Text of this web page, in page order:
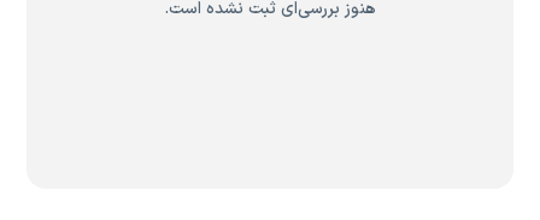
هنوز بررسی‌ای ثبت نشده است.